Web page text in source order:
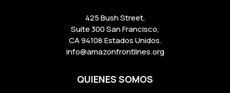
425 Bush Street,
Suite 300 San Francisco,
CA 94108 Estados Unidos.
info@amazonfrontlines.org
QUIENES SOMOS